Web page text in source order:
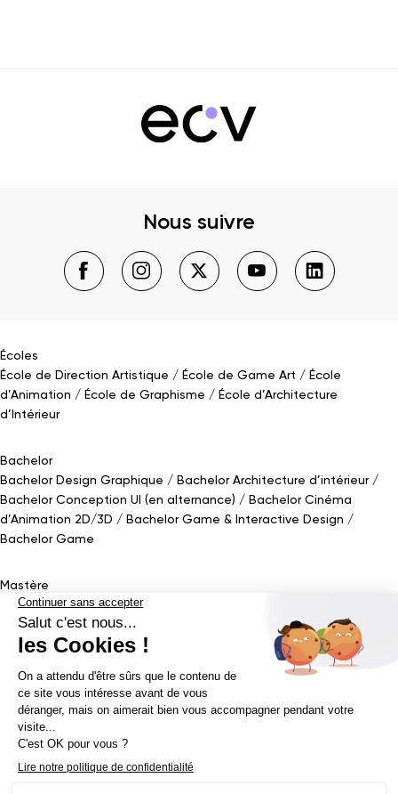
Nous suivre
Écoles
École de Direction Artistique
École de Game Art
École
d’Animation
École de Graphisme
École d’Architecture
d’Intérieur
Bachelor
Bachelor Design Graphique
Bachelor Architecture d’intérieur
Bachelor Conception UI (en alternance)
Bachelor Cinéma
d’Animation 2D/3D
Bachelor Game & Interactive Design
Bachelor Game
Mastère
Mastères en Direction Artistique
d’intérieur&Scénographie (en alternance)
Mastère UX/UI Design
(en alternance)
Mastère Webdesigner (en alternance)
Mastère
Établissement d’enseignement supérieur privé - ECV 2019 ©
Mentions légales
Politique de confidentialité
Conditions Générales de Ventes